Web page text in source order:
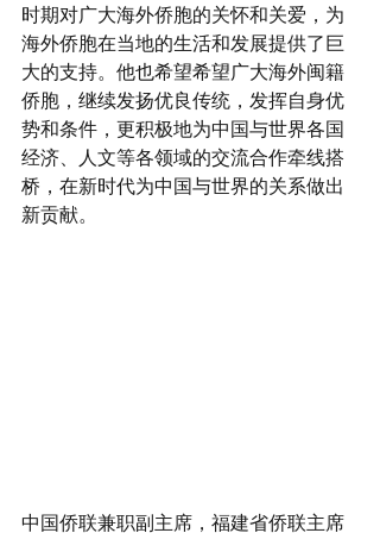
时期对广大海外侨胞的关怀和关爱，为
海外侨胞在当地的生活和发展提供了巨
大的支持。他也希望希望广大海外闽籍
侨胞，继续发扬优良传统，发挥自身优
势和条件，更积极地为中国与世界各国
经济、人文等各领域的交流合作牵线搭
桥，在新时代为中国与世界的关系做出
新贡献。
中国侨联兼职副主席，福建省侨联主席